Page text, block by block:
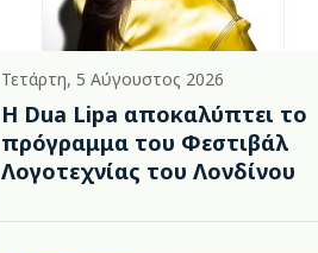
Τετάρτη, 5 Αύγουστος 2026
Η Dua Lipa αποκαλύπτει το
πρόγραμμα του Φεστιβάλ
Λογοτεχνίας του Λονδίνου